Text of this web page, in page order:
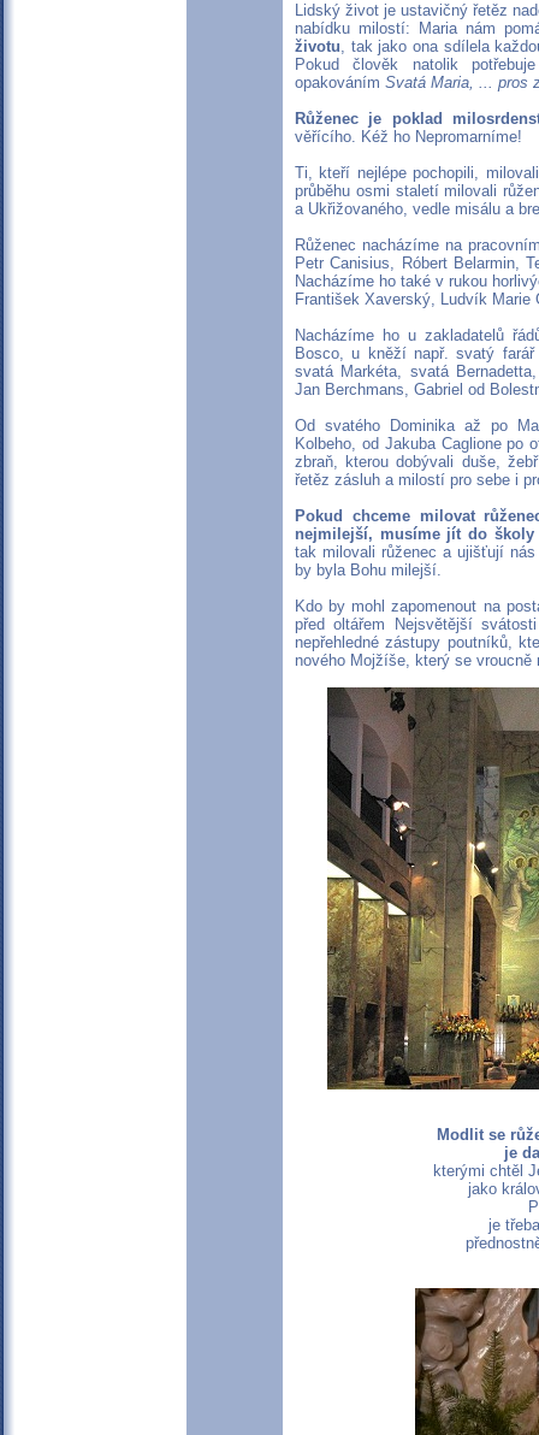
Lidský život je ustavičný řetěz
nabídku milostí: Maria nám
životu, tak jako ona sdílela
Pokud člověk natolik
opakováním Svatá Maria, ... pros
Růženec je poklad
věřícího. Kéž ho Nepromarníme!
Ti, kteří nejlépe pochopili,
průběhu osmi staletí milovali
a Ukřižovaného, ​​vedle misálu a
Růženec nacházíme na
Petr Canisius, Róbert Belarmin,
Nacházíme ho také v rukou
František Xaverský, Ludvík Marie
Nacházíme ho u zakladatelů
Bosco, u kněží např. svatý
svatá Markéta, svatá
Jan Berchmans, Gabriel od
Od svatého Dominika až po
Kolbeho, od Jakuba Caglione po
zbraň, kterou dobývali duše,
řetěz zásluh a milostí pro sebe i
Pokud chceme milovat
nejmilejší, musíme jít do
tak milovali růženec a ujišťují
by byla Bohu milejší.
Kdo by mohl zapomenout na
před oltářem Nejsvětější
nepřehledné zástupy poutníků,
nového Mojžíše, který se
Modlit se
je
kterými chtěl
jako
je